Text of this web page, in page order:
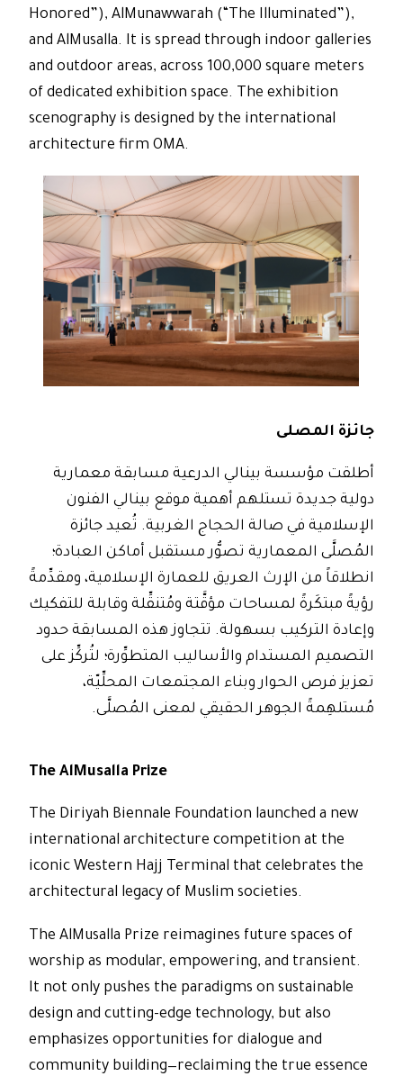
Honored”), AlMunawwarah (“The Illuminated”),
and AlMusalla. It is spread through indoor galleries
and outdoor areas, across 100,000 square meters
of dedicated exhibition space. The exhibition
scenography is designed by the international
architecture firm OMA.
جائزة المصلى
أطلقت مؤسسة بينالي الدرعية مسابقة معمارية
دولية جديدة تستلهم أهمية موقع بينالي الفنون
الإسلامية في صالة الحجاج الغربية. تُعيد جائزة
المُصلَّى المعمارية تصوُّر مستقبل أماكن العبادة؛
انطلاقاً من الإرث العريق للعمارة الإسلامية، ومقدِّمةً
رؤيةً مبتكَرةً لمساحات مؤقَّتة ومُتنقِّلة وقابلة للتفكيك
وإعادة التركيب بسهولة. تتجاوز هذه المسابقة حدود
التصميم المستدام والأساليب المتطوِّرة؛ لتُركِّز على
تعزيز فرص الحوار وبناء المجتمعات المحلِّيّة،
مُستلهِمةً الجوهر الحقيقي لمعنى المُصلَّى.
The AlMusalla Prize
The Diriyah Biennale Foundation launched a new
international architecture competition at the
iconic Western Hajj Terminal that celebrates the
architectural legacy of Muslim societies.
The AlMusalla Prize reimagines future spaces of
worship as modular, empowering, and transient.
It not only pushes the paradigms on sustainable
design and cutting-edge technology, but also
emphasizes opportunities for dialogue and
community building—reclaiming the true essence